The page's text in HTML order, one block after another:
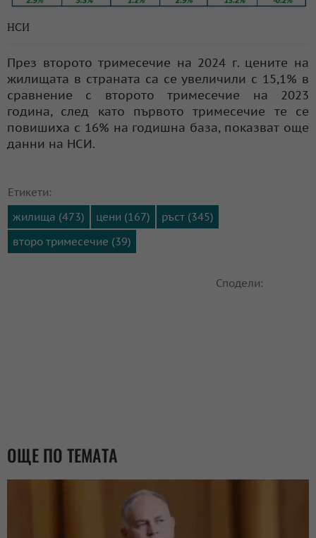
НСИ
През второто тримесечие на 2024 г. цените на
жилищата в страната са се увеличили с 15,1% в
сравнение с второто тримесечие на 2023
година, след като първото тримесечие те се
повишиха с 16% на годишна база, показват още
данни на НСИ.
Етикети:
жилища (473)
цени (167)
ръст (345)
второ тримесечие (39)
Сподели:
ОЩЕ ПО ТЕМАТА